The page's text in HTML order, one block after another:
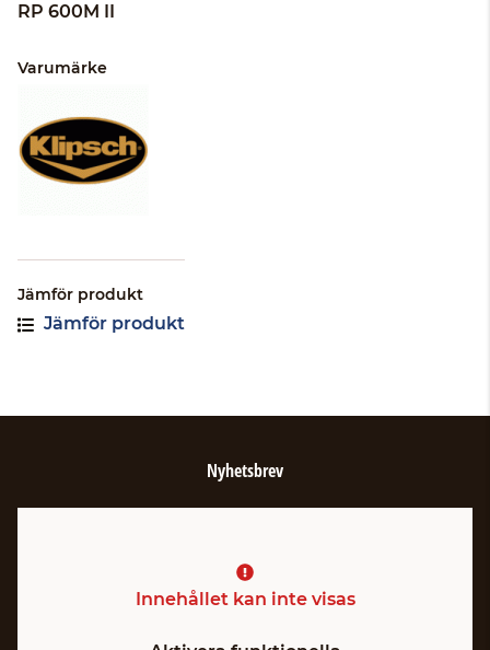
RP 600M II
Varumärke
Jämför produkt
Jämför produkt
Nyhetsbrev
Innehållet kan inte visas